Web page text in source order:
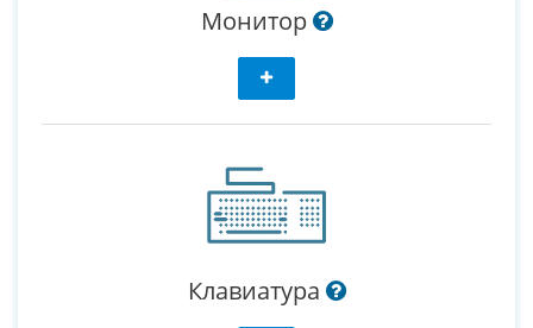
Монитор
Клавиатура